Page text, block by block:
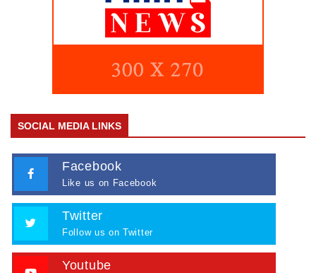
SOCIAL MEDIA LINKS
Facebook
Like us on Facebook
Twitter
Follow us on Twitter
Youtube